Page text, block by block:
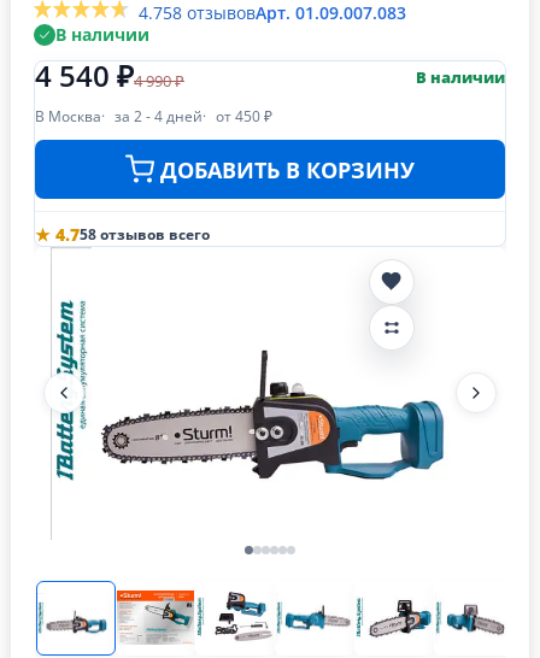
4.758 отзывовАрт. 01.09.007.083
В наличии
4 540 ₽4 990 ₽ В наличии
В Москва за 2 - 4 дней от 450 ₽
ДОБАВИТЬ В КОРЗИНУ
★ 4.758 отзывов всего